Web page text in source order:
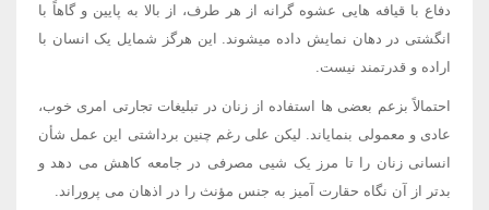
دفاع با قیافه هایی عشوه گرانه از هر طرف، از بالا به پایین و گاهاً با
انگشتی در دهان نمایش داده میشوند. این هرگز شمایل یک انسان با
اراده و قدرتمند نیست.
احتمالاً بزعم بعضی ها استفاده از زنان در تبلیغات تجارتی امری خوب،
عادی و معمولی بنمایاند. لیکن علی رغم چنین برداشتی این عمل شأن
انسانی زنان را تا مرز یک شیی مصرفی در جامعه کاهش می دهد و
بدتر از آن نگاه حقارت آمیز به جنس مؤنث را در اذهان می پروراند.